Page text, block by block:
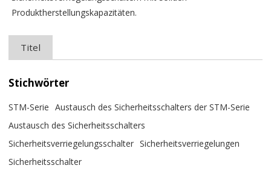
Produktherstellungskapazitäten.
Titel
Stichwörter
STM-Serie
Austausch des Sicherheitsschalters der STM-Serie
Austausch des Sicherheitsschalters
Sicherheitsverriegelungsschalter Sicherheitsverriegelungen
Sicherheitsschalter